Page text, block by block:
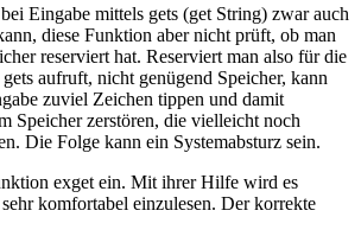
Eingabe mittels gets (get String) zwar auch
diese Funktion aber nicht prüft, ob man
reserviert hat. Reserviert man also für die
aufruft, nicht genügend Speicher, kann
zuviel Zeichen tippen und damit
Speicher zerstören, die vielleicht noch
Die Folge kann ein Systemabsturz sein.
exget ein. Mit ihrer Hilfe wird es
komfortabel einzulesen. Der korrekte